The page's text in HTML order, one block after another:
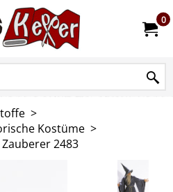
0
>
Kostüme >
2483